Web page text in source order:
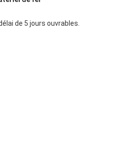
de 5 jours ouvrables.